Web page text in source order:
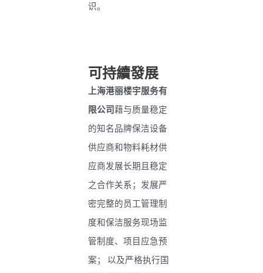
识。
可持續發展
上海港丽楼宇服务有
限公司藉与质量稳定
的知名品牌保洁设备
供应商和物料耗材供
应商发展长期且稳定
之合作关系；发展严
密完整的员工管理制
度和保洁服务现场监
管制度、项目应急预
案； 以及严格执行国